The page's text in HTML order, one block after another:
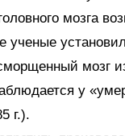
мозга
ученые
мозг
у
г.).